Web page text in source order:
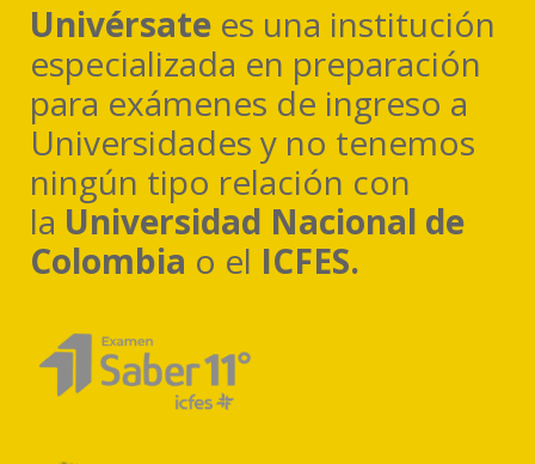
Univérsate es una institución
especializada en preparación
para exámenes de ingreso a
Universidades y no tenemos
ningún tipo relación con
la Universidad Nacional de
Colombia o el ICFES.